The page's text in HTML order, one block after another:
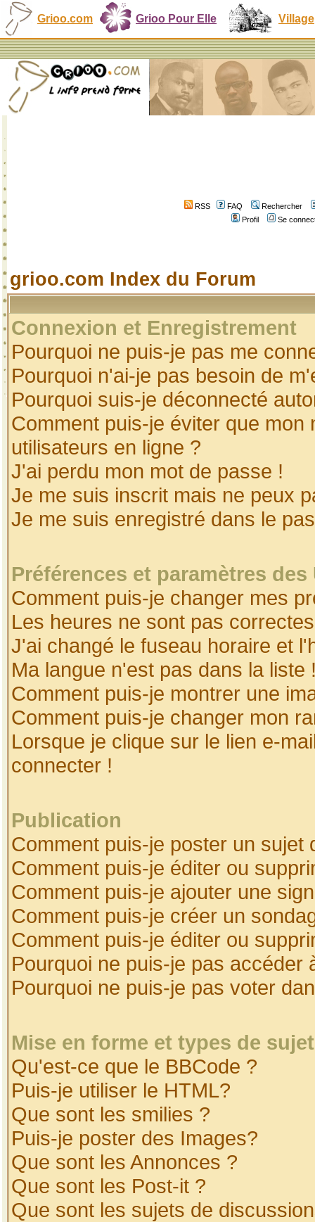
Grioo.com Grioo Pour Elle Village
RSS FAQ
Rechercher
Profil
Se
grioo.com Index du Forum
Connexion et Enregistrement
Pourquoi ne puis-je pas me
Pourquoi n'ai-je pas besoin de
Pourquoi suis-je déconnecté
Comment puis-je éviter que
utilisateurs en ligne ?
J'ai perdu mon mot de passe !
Je me suis inscrit mais ne peux
Je me suis enregistré dans le
Préférences et paramètres
Comment puis-je changer mes
Les heures ne sont pas
J'ai changé le fuseau horaire et
Ma langue n'est pas dans la liste
Comment puis-je montrer une
Comment puis-je changer mon
Lorsque je clique sur le lien e-
connecter !
Publication
Comment puis-je poster un sujet
Comment puis-je éditer ou
Comment puis-je ajouter une
Comment puis-je créer un
Comment puis-je éditer ou
Pourquoi ne puis-je pas accéder
Pourquoi ne puis-je pas voter
Mise en forme et types de
Qu'est-ce que le BBCode ?
Puis-je utiliser le HTML?
Que sont les smilies ?
Puis-je poster des Images?
Que sont les Annonces ?
Que sont les Post-it ?
Que sont les sujets de